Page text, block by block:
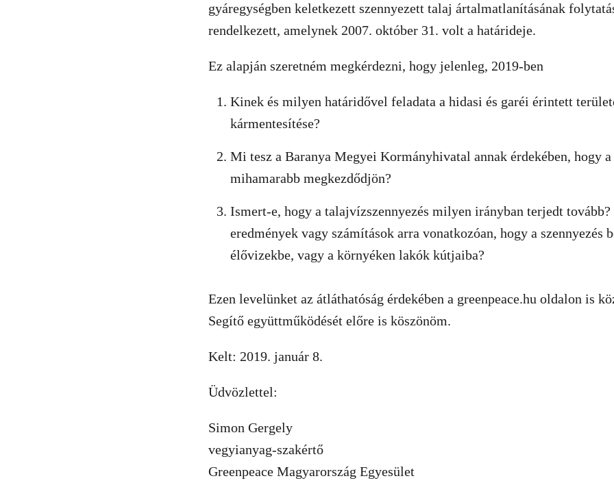
gyáregységben keletkezett szennyezett talaj ártalmatlanításának
rendelkezett, amelynek 2007. október 31. volt a határideje.
Ez alapján szeretném megkérdezni, hogy jelenleg, 2019-ben
Kinek és milyen határidővel feladata a hidasi és garéi érintett
kármentesítése?
Mi tesz a Baranya Megyei Kormányhivatal annak érdekében, hogy a
mihamarabb megkezdődjön?
Ismert-e, hogy a talajvízszennyezés milyen irányban terjedt tovább?
eredmények vagy számítások arra vonatkozóan, hogy a szennyezés
élővizekbe, vagy a környéken lakók kútjaiba?
Ezen levelünket az átláthatóság érdekében a greenpeace.hu oldalon is
Segítő együttműködését előre is köszönöm.
Kelt: 2019. január 8.
Üdvözlettel:
Simon Gergely
vegyianyag-szakértő
Greenpeace Magyarország Egyesület